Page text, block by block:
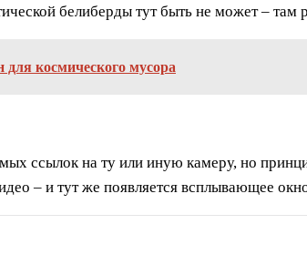
белиберды тут быть не может – там
космического мусора
ссылок на ту или иную камеру, но
– и тут же появляется всплывающее